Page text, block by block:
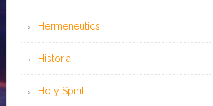
Hermeneutics
Historia
Holy Spirit